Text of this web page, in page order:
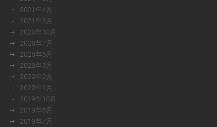
2021年4月
2021年3月
2020年10月
2020年7月
2020年6月
2020年3月
2020年2月
2020年1月
2019年10月
2019年8月
2019年7月